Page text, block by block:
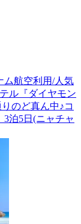
ム航空利用/人気
ル『ダイヤモン
のど真ん中♪コ
泊5日(ニャチャ